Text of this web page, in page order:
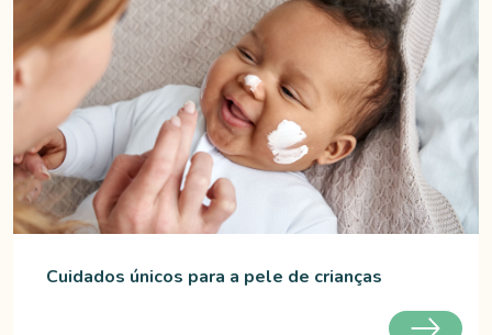
Cuidados únicos para a pele de crianças